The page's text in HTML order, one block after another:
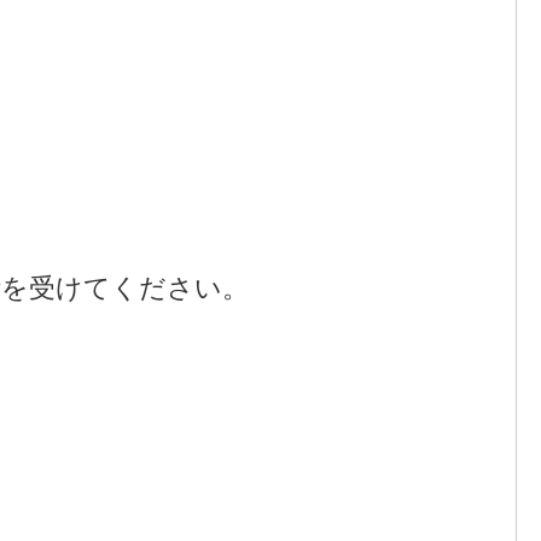
受けてください。